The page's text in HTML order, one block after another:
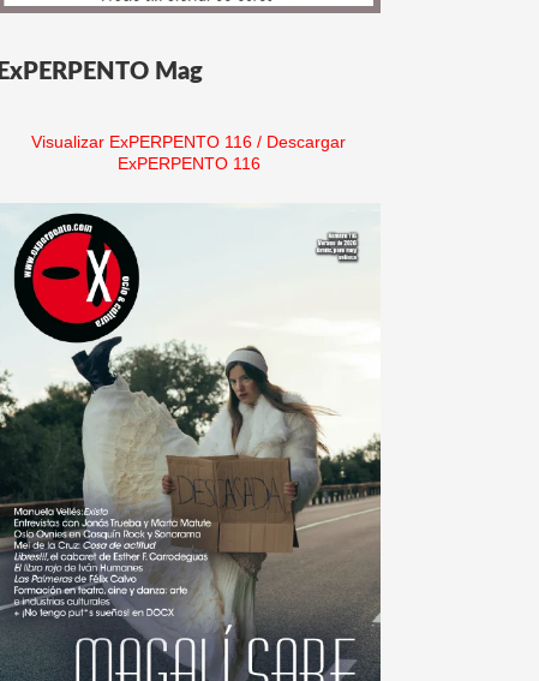
ExPERPENTO Mag
Visualizar ExPERPENTO 116 / Descargar
ExPERPENTO 116